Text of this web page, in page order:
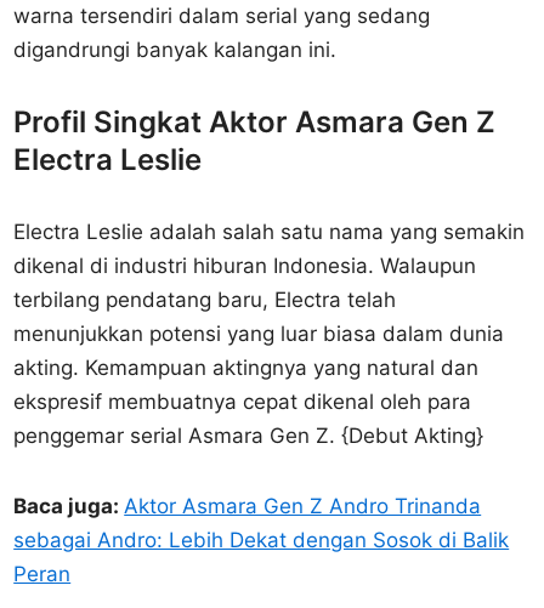
warna tersendiri dalam serial yang sedang
digandrungi banyak kalangan ini.
Profil Singkat Aktor Asmara Gen Z
Electra Leslie
Electra Leslie adalah salah satu nama yang semakin
dikenal di industri hiburan Indonesia. Walaupun
terbilang pendatang baru, Electra telah
menunjukkan potensi yang luar biasa dalam dunia
akting. Kemampuan aktingnya yang natural dan
ekspresif membuatnya cepat dikenal oleh para
penggemar serial Asmara Gen Z. {Debut Akting}
Baca juga:Aktor Asmara Gen Z Andro Trinanda
sebagai Andro: Lebih Dekat dengan Sosok di Balik
Peran